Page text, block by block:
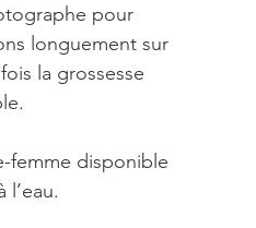
pour
longuement sur
la grossesse
femme disponible